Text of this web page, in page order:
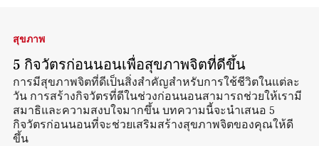
สุขภาพ
5 กิจวัตรก่อนนอนเพื่อสุขภาพจิตที่ดีขึ้น
การมีสุขภาพจิตที่ดีเป็นสิ่งสำคัญสำหรับการใช้ชีวิตในแต่ละ
วัน การสร้างกิจวัตรที่ดีในช่วงก่อนนอนสามารถช่วยให้เรามี
สมาธิและความสงบใจมากขึ้น บทความนี้จะนำเสนอ 5
กิจวัตรก่อนนอนที่จะช่วยเสริมสร้างสุขภาพจิตของคุณให้ดี
ขึ้น